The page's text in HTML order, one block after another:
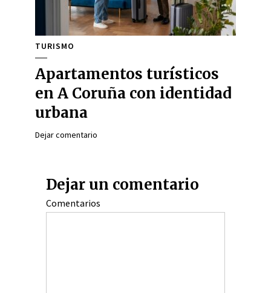
TURISMO
Apartamentos turísticos
en A Coruña con identidad
urbana
Dejar comentario
Dejar un comentario
Comentarios